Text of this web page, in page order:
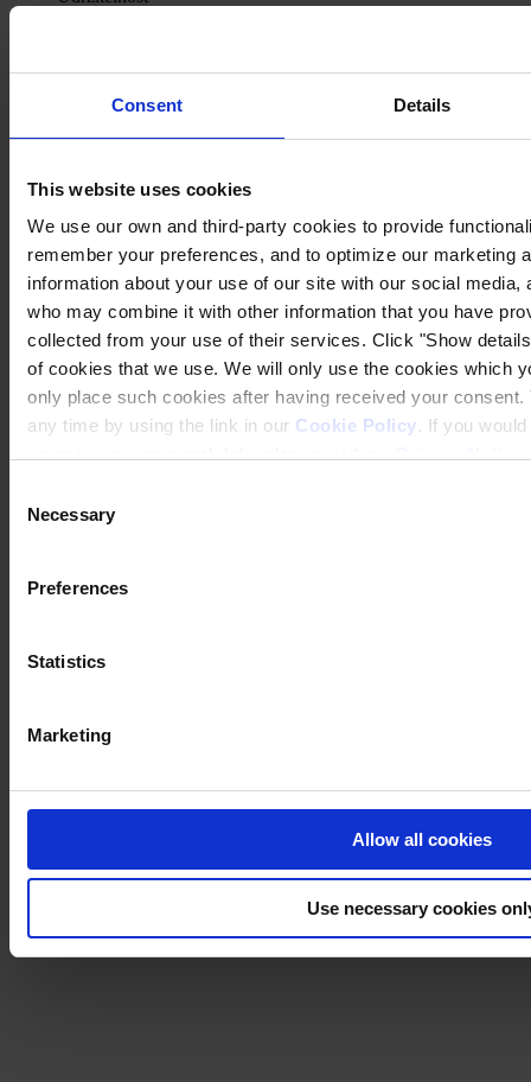
Consent Details
This website uses cookies
We use our own and third-party cookies to provide
remember your preferences, and to optimize our marketing
information about your use of our site with our social
who may combine it with other information that you have
collected from your use of their services. Click "Show
of cookies that we use. We will only use the cookies which
only place such cookies after having received your
any time by using the link in our Cookie Policy. If you
Selection
Necessary
Preferences
Statistics
Marketing
Allow all cookies
Use necessary cookies
HLAVNÍ KANCELÁŘHempel (Czech Republic) s.r.o.
619 00 Brno
Mapa
KONTAKTUJTE NÁSTel:+420 545 423 619
general.cz@hempel.com